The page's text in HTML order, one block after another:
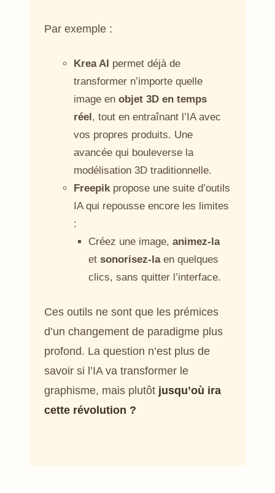
Par exemple :
Krea AI permet déjà de
transformer n’importe quelle
image en objet 3D en temps
réel, tout en entraînant l’IA avec
vos propres produits. Une
avancée qui bouleverse la
modélisation 3D traditionnelle.
Freepikpropose une suite d’outils
IA qui repousse encore les limites
:
Créez une image, animez-la
et sonorisez-laen quelques
clics, sans quitter l’interface.
Ces outils ne sont que les prémices
d’un changement de paradigme plus
profond. La question n’est plus de
savoir si l’IA va transformer le
graphisme, mais plutôt jusqu’où ira
cette révolution ?